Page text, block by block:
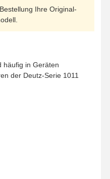
Ihre Original-
häufig in Geräten
der Deutz-Serie 1011